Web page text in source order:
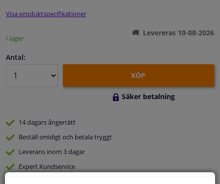
Visa produktspecifikationer
I lager
Levereras 10-08-2026
Antal:
KÖP
Säker betalning
14 dagarsångerrätt
Beställ smidigt och betala tryggt
Leverans inom 3 dagar
Expert Kundservice